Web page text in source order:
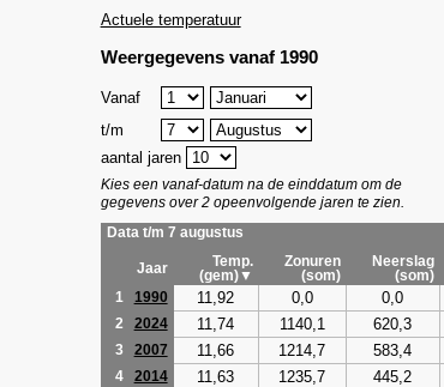
Actuele temperatuur
Weergegevens vanaf 1990
Vanaf
t/m
aantal jaren
Kies een vanaf-datum na de einddatum om de
gegevens over 2 opeenvolgende jaren te zien.
Data t/m 7 augustus
Jaar
Temp.
(gem)▼
Zonuren
(som)
Neerslag
(som)
1
1990 11,92 0,0 0,0
2 2024 11,74 1140,1 620,3
3 2007 11,66 1214,7 583,4
4 2014 11,63 1235,7 445,2